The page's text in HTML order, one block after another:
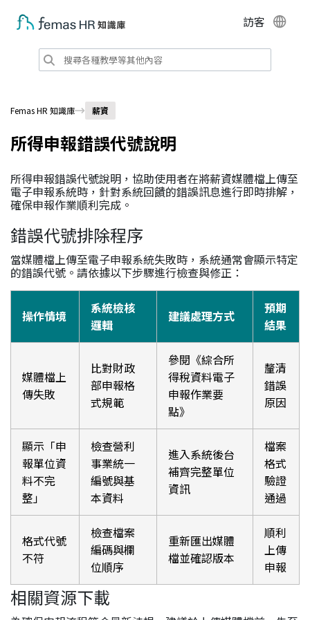
訪客
Femas HR 知識庫 薪資
所得申報錯誤代號說明
所得申報錯誤代號說明，協助使用者在將薪資媒體檔上傳至
電子申報系統時，針對系統回饋的錯誤訊息進行即時排解，
確保申報作業順利完成。
錯誤代號排除程序
當媒體檔上傳至電子申報系統失敗時，系統通常會顯示特定
的錯誤代號。請依據以下步驟進行檢查與修正：
操作情境
系統檢核
邏輯
建議處理方式
預期
結果
媒體檔上
傳失敗
比對財政
部申報格
式規範
參閱《綜合所
得稅資料電子
申報作業要
點》
釐清
錯誤
原因
顯示「申
報單位資
料不完
整」
檢查營利
事業統一
編號與基
本資料
進入系統後台
補齊完整單位
資訊
檔案
格式
驗證
通過
格式代號
不符
檢查檔案
編碼與欄
位順序
重新匯出媒體
檔並確認版本
順利
上傳
申報
相關資源下載